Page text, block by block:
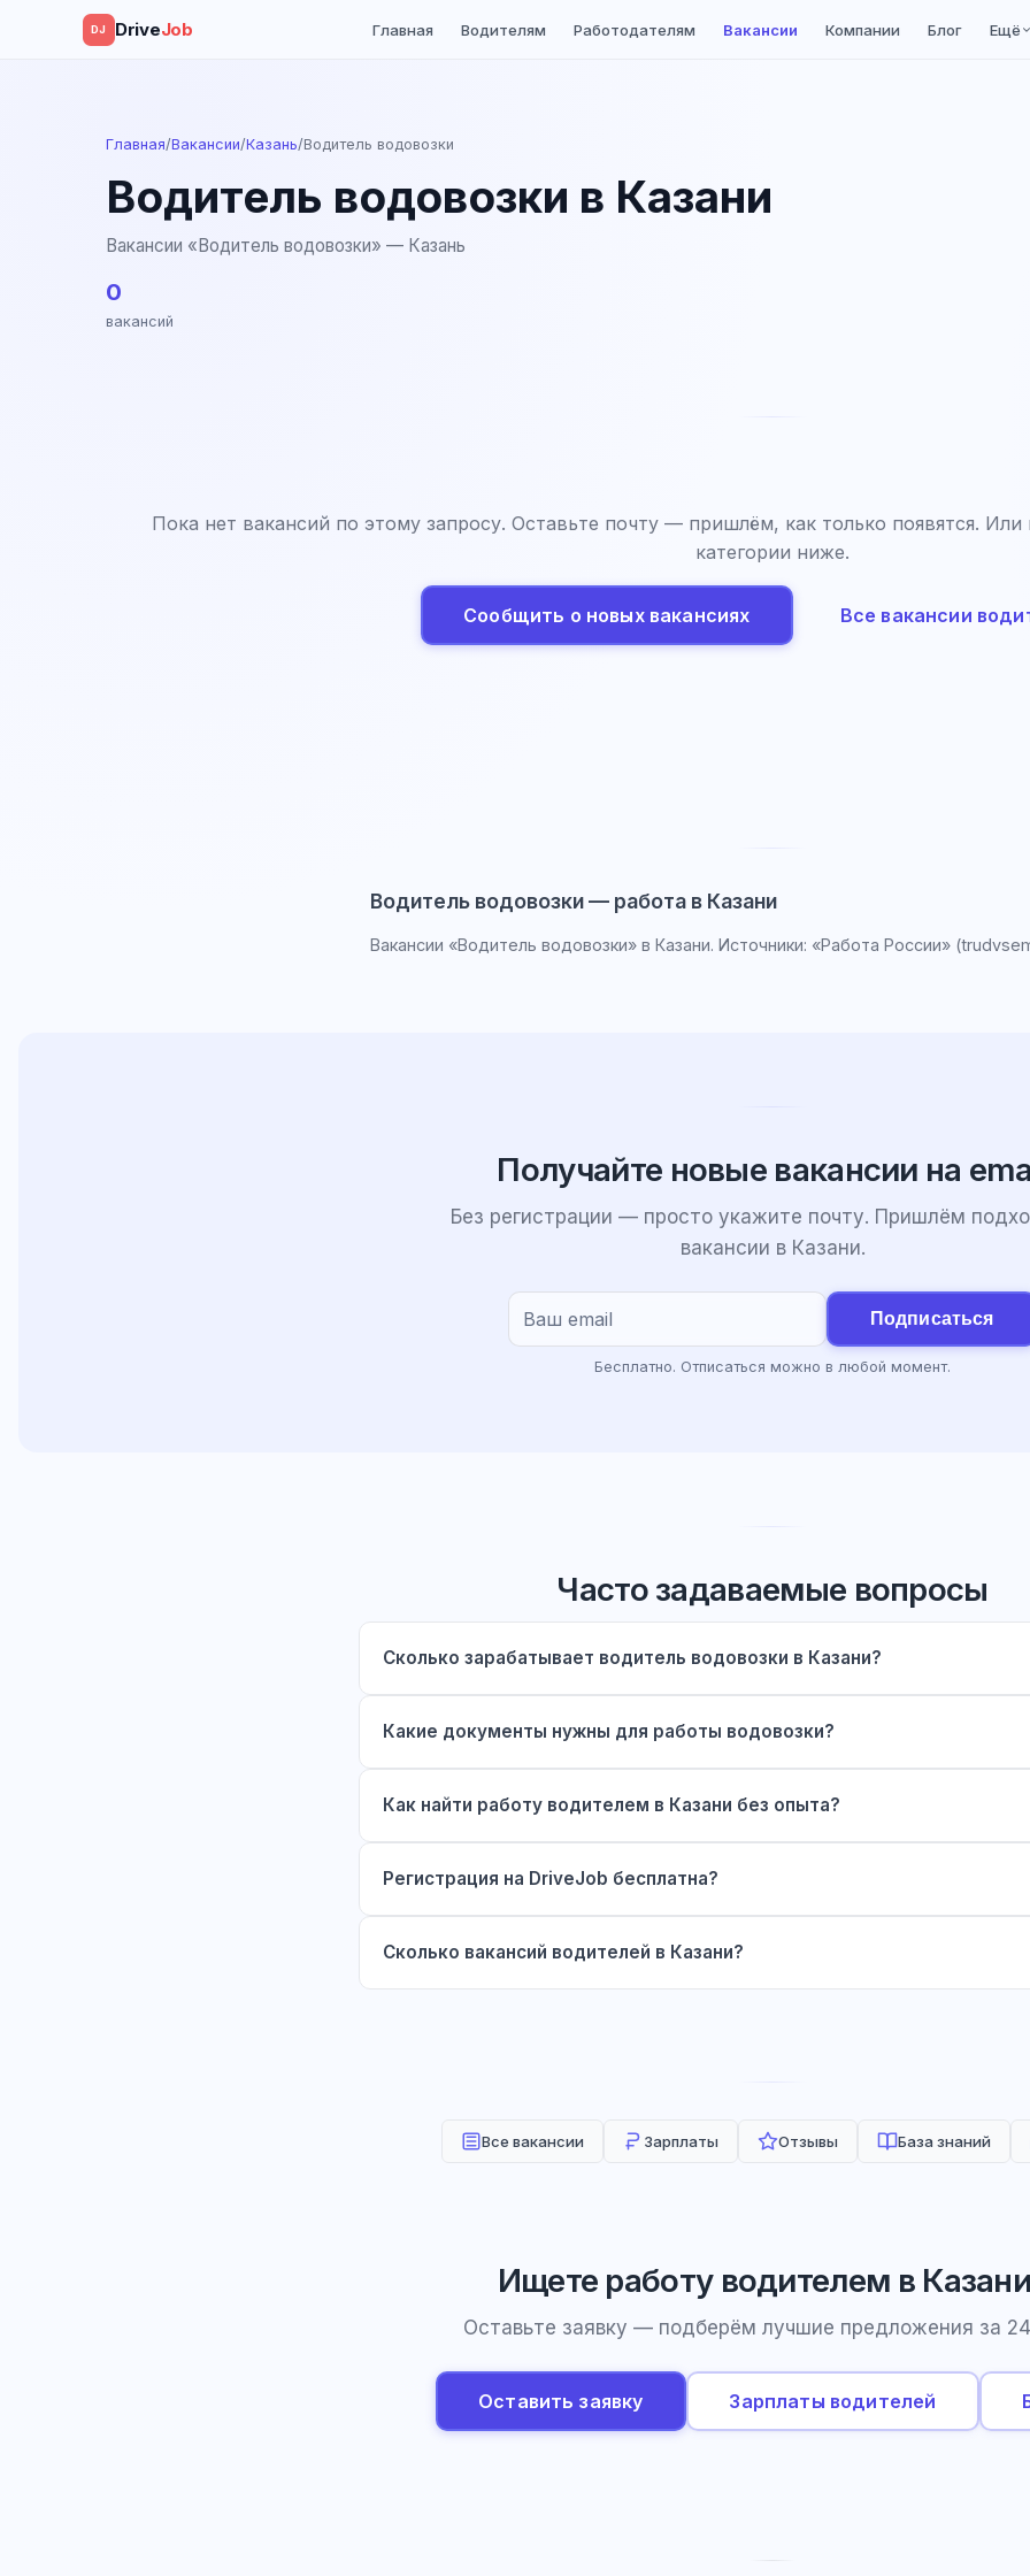
DJ DriveJob Главная Водителям Работодателям Вакансии Компании Блог Ещё
Главная/Вакансии/Казань/Водитель водовозки
Водитель водовозки в Казани
Вакансии «Водитель водовозки» — Казань
0
вакансий
Пока нет вакансий по этому запросу. Оставьте почту — пришлём, как только появятся.
категории ниже.
Сообщить о новых вакансиях Все вакансии
Водитель водовозки — работа в Казани
Вакансии «Водитель водовозки» в Казани. Источники: «Работа России»
Получайте новые вакансии на
Без регистрации — просто укажите почту. Пришлём
вакансии в Казани.
Подписаться
Бесплатно. Отписаться можно в любой момент.
Часто задаваемые вопросы
Сколько зарабатывает водитель водовозки в Казани?
Какие документы нужны для работы водовозки?
Как найти работу водителем в Казани без опыта?
Регистрация на DriveJob бесплатна?
Сколько вакансий водителей в Казани?
Все вакансии Зарплаты Отзывы База знаний
Ищете работу водителем в
Оставьте заявку — подберём лучшие предложения за
Оставить заявку Зарплаты водителей